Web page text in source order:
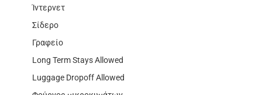
Ίντερνετ
Σίδερο
Γραφείο
Long Term Stays Allowed
Luggage Dropoff Allowed